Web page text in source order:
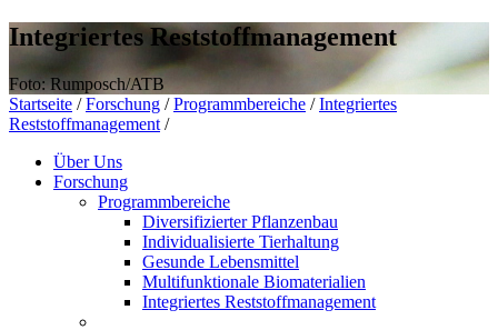
Integriertes Reststoffmanagement
Foto: Rumposch/ATB
Startseite / Forschung / Programmbereiche / Integriertes
Reststoffmanagement /
Über Uns
Forschung
Programmbereiche
Diversifizierter Pflanzenbau
Individualisierte Tierhaltung
Gesunde Lebensmittel
Multifunktionale Biomaterialien
Integriertes Reststoffmanagement